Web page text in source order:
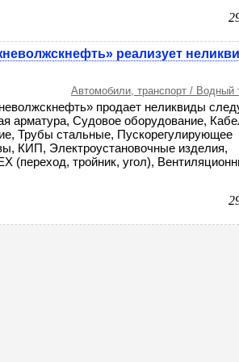
реализует
Автомобили, транспорт / Водный
продает неликвиды
арматура, Судовое оборудование,
Трубы стальные, Пускорегулирующее
КИП, Электроустановочные изделия,
(переход, тройник, угол),